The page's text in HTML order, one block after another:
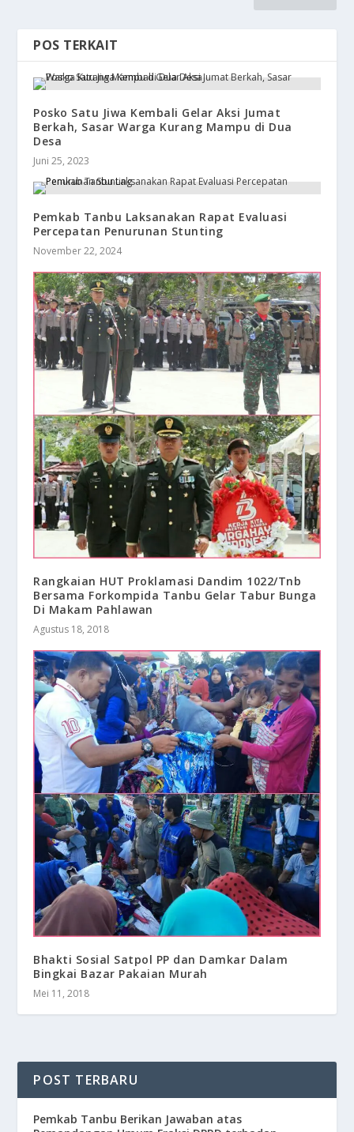
POS TERKAIT
Posko Satu Jiwa Kembali Gelar Aksi Jumat
Berkah, Sasar Warga Kurang Mampu di Dua
Desa
Juni 25, 2023
Pemkab Tanbu Laksanakan Rapat Evaluasi
Percepatan Penurunan Stunting
November 22, 2024
​Rangkaian HUT Proklamasi Dandim 1022/Tnb
Bersama Forkompida Tanbu Gelar Tabur Bunga
Di Makam Pahlawan
Agustus 18, 2018
Bhakti Sosial Satpol PP dan Damkar Dalam
Bingkai Bazar Pakaian Murah
Mei 11, 2018
POST TERBARU
Pemkab Tanbu Berikan Jawaban atas